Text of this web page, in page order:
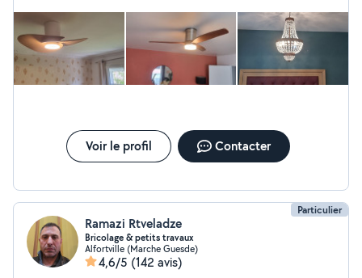
Voir le profil Contacter
Particulier
Ramazi Rtveladze
Bricolage & petits travaux
Alfortville (Marche Guesde)
4,6/5 (142 avis)